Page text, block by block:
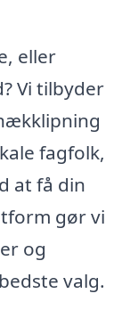
eller
Vi tilbyder
fagfolk,
at få din
gør vi
og
valg.